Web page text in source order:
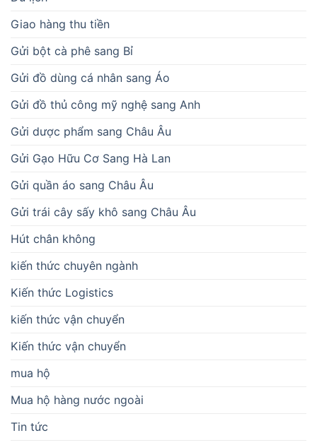
Giao hàng thu tiền
Gửi bột cà phê sang Bỉ
Gửi đồ dùng cá nhân sang Áo
Gửi đồ thủ công mỹ nghệ sang Anh
Gửi dược phẩm sang Châu Âu
Gửi Gạo Hữu Cơ Sang Hà Lan
Gửi quần áo sang Châu Âu
Gửi trái cây sấy khô sang Châu Âu
Hút chân không
kiến thức chuyên ngành
Kiến thức Logistics
kiến thức vận chuyển
Kiến thức vận chuyển
mua hộ
Mua hộ hàng nước ngoài
Tin tức